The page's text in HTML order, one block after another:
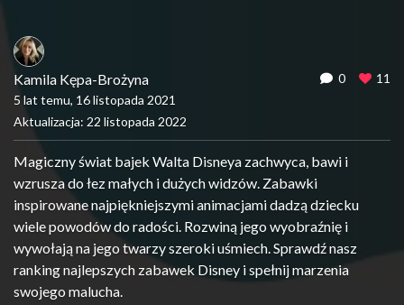
Kamila Kępa-Brożyna
5 lat temu, 16 listopada 2021
Aktualizacja: 22 listopada 2022
0 11
Magiczny świat bajek Walta Disneya zachwyca, bawi i
wzrusza do łez małych i dużych widzów. Zabawki
inspirowane najpiękniejszymi animacjami dadzą dziecku
wiele powodów do radości. Rozwiną jego wyobraźnię i
wywołają na jego twarzy szeroki uśmiech. Sprawdź nasz
ranking najlepszych zabawek Disney i spełnij marzenia
swojego malucha.